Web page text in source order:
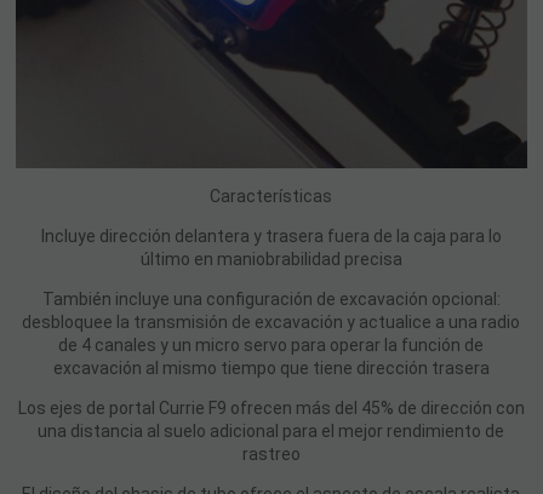
Características
Incluye dirección delantera y trasera fuera de la caja para lo
último en maniobrabilidad precisa
También incluye una configuración de excavación opcional:
desbloquee la transmisión de excavación y actualice a una radio
de 4 canales y un micro servo para operar la función de
excavación al mismo tiempo que tiene dirección trasera
Los ejes de portal Currie F9 ofrecen más del 45% de dirección con
una distancia al suelo adicional para el mejor rendimiento de
rastreo